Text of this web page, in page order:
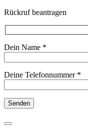
Rückruf beantragen
Dein Name *
Deine Telefonnummer *